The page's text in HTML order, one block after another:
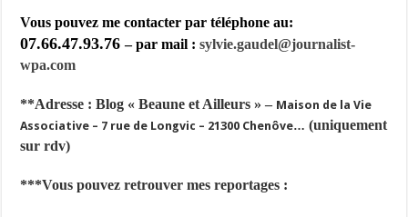
Vous pouvez me contacter par téléphone au:
07.66.47.93.76– par mail :sylvie.gaudel@journalist-
wpa.com
**Adresse : Blog « Beaune et Ailleurs » – Maison de la Vie
Associative – 7 rue de Longvic – 21300 Chenôve… (uniquement
sur rdv)
***Vous pouvez retrouver mes reportages :